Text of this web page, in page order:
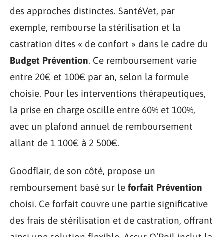
des approches distinctes. SantéVet, par
exemple, rembourse la stérilisation et la
castration dites « de confort » dans le cadre du
Budget Prévention. Ce remboursement varie
entre 20€ et 100€ par an, selon la formule
choisie. Pour les interventions thérapeutiques,
la prise en charge oscille entre 60% et 100%,
avec un plafond annuel de remboursement
allant de 1 100€ à 2 500€.
Goodflair, de son côté, propose un
remboursement basé sur le forfait Prévention
choisi. Ce forfait couvre une partie significative
des frais de stérilisation et de castration, offrant